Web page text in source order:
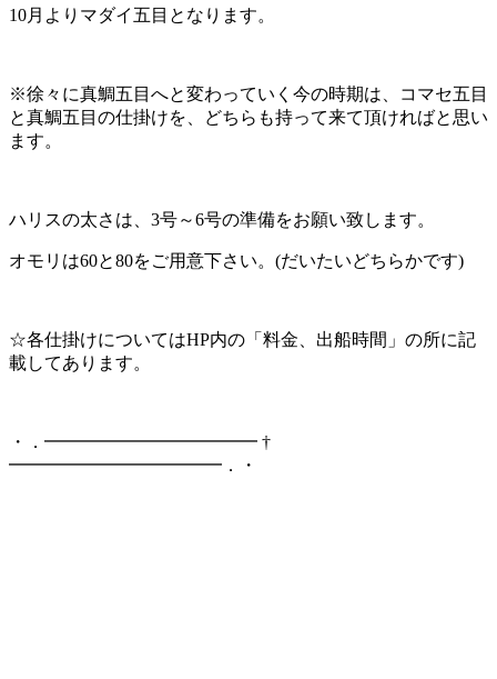
10月よりマダイ五目となります。
※徐々に真鯛五目へと変わっていく今の時期は、コマセ五目
と真鯛五目の仕掛けを、どちらも持って来て頂ければと思い
ます。
ハリスの太さは、3号～6号の準備をお願い致します。
オモリは60と80をご用意下さい。(だいたいどちらかです)
☆各仕掛けについてはHP内の「料金、出船時間」の所に記
載してあります。
・．━━━━━━━━━━━━ †
━━━━━━━━━━━━．・